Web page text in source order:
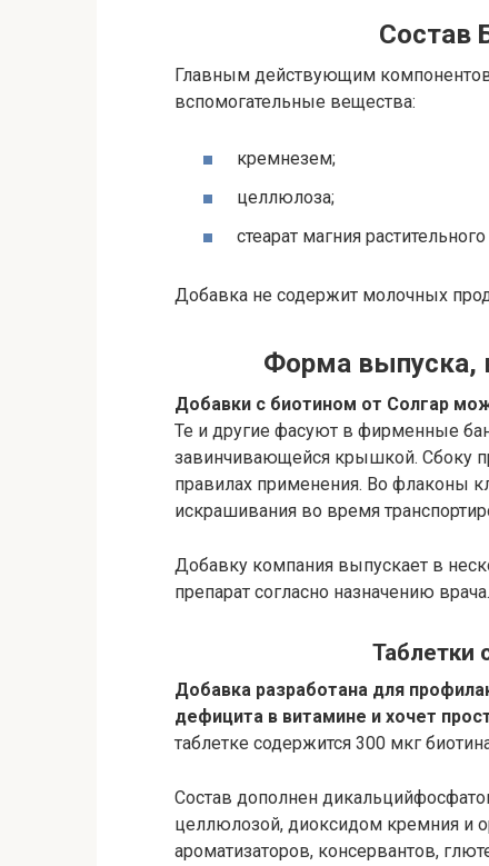
Состав
Главным действующим компонентов
вспомогательные вещества:
кремнезем;
целлюлоза;
стеарат магния
Добавка не содержит молочных
Форма выпуска,
Добавки с биотином от Солгар
Те и другие фасуют в фирменные
завинчивающейся крышкой. Сбоку
правилах применения. Во флаконы
искрашивания во время
Добавку компания выпускает в
препарат согласно назначению врача.
Таблетки
Добавка разработана для
дефицита в витамине и хочет
таблетке содержится 300 мкг
Состав дополнен
целлюлозой, диоксидом кремния и
ароматизаторов, консервантов,